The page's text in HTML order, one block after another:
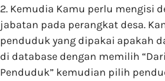
2. Kemudia Kamu perlu mengisi
jabatan pada perangkat desa.
penduduk yang dipakai apakah
di database dengan memilih
Penduduk” kemudian pilih